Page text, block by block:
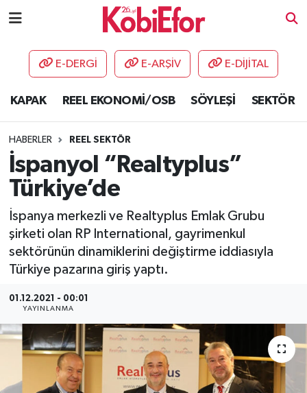
E-DERGİ E-ARŞİV E-DİJİTAL
KAPAK REEL EKONOMİ/OSB SÖYLEŞİ SEKTÖR
HABERLER REEL SEKTÖR
İspanyol “Realtyplus”
Türkiye’de
İspanya merkezli ve Realtyplus Emlak Grubu
şirketi olan RP International, gayrimenkul
sektörünün dinamiklerini değiştirme iddiasıyla
Türkiye pazarına giriş yaptı.
01.12.2021 - 00:01
YAYINLANMA
AKADEMİ
DESTEK-TEŞVİK
GÜNCEL
HABERLER
OSB
SEKTÖR
ŞİRKET PANO